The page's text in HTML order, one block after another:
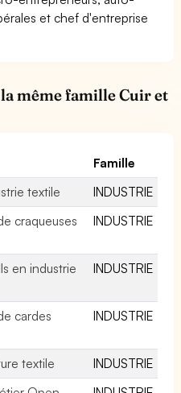
et chef d'entreprise
même famille Cuir et
Famille
textile
INDUSTRIE
craqueuses
INDUSTRIE
en industrie
INDUSTRIE
cardes
INDUSTRIE
textile
INDUSTRIE